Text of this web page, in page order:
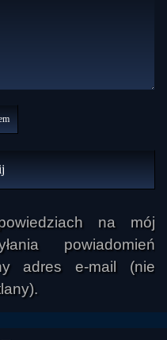
na mój
powiadomień
adres e-mail (nie